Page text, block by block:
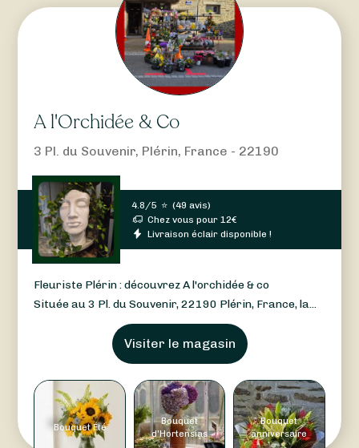
A l'Orchidée & Co
3 Pl. du Souvenir, Plérin, France - 22190
4.8/5 ⭐ (49 avis)
Chez vous pour12€
Livraison éclair disponible !
Fleuriste Plérin : découvrez A l'orchidée & co
Située au 3 Pl. du Souvenir, 22190 Plérin, France, la...
Visiter le magasin
Bouquet Été
Bouquet
d'Hortensias
Bouquet
anniversaire